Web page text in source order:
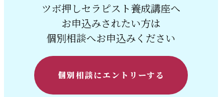
ツボ押しセラピスト養成講座へ
お申込みされたい方は
個別相談へお申込みください
個別相談にエントリーする